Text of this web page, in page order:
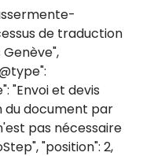
de traduction
"Envoi et devis
du document par
pas nécessaire
"position": 2,